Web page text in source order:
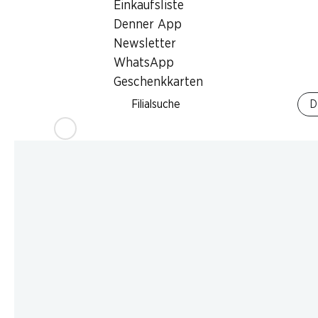
Einkaufsliste
Denner App
Newsletter
WhatsApp
Geschenkkarten
Filialsuche